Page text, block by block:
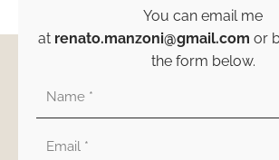
You can email me
at renato.manzoni@gmail.com or
the form below.
Nombre
Correo